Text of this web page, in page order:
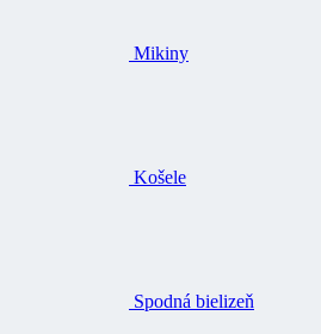
Mikiny
Košele
Spodná bielizeň